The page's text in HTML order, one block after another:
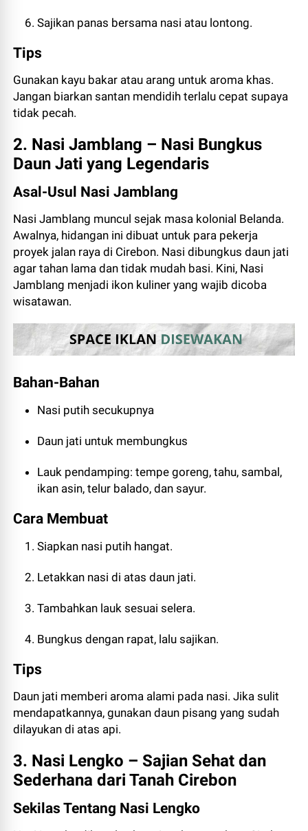
Sajikan panas bersama nasi atau lontong.
Tips
Gunakan kayu bakar atau arang untuk aroma khas.
Jangan biarkan santan mendidih terlalu cepat supaya
tidak pecah.
2. Nasi Jamblang – Nasi Bungkus
Daun Jati yang Legendaris
Asal-Usul Nasi Jamblang
Nasi Jamblang muncul sejak masa kolonial Belanda.
Awalnya, hidangan ini dibuat untuk para pekerja
proyek jalan raya di Cirebon. Nasi dibungkus daun jati
agar tahan lama dan tidak mudah basi. Kini, Nasi
Jamblang menjadi ikon kuliner yang wajib dicoba
wisatawan.
Bahan-Bahan
Nasi putih secukupnya
Daun jati untuk membungkus
Lauk pendamping: tempe goreng, tahu, sambal,
ikan asin, telur balado, dan sayur.
Cara Membuat
Siapkan nasi putih hangat.
Letakkan nasi di atas daun jati.
Tambahkan lauk sesuai selera.
Bungkus dengan rapat, lalu sajikan.
Tips
Daun jati memberi aroma alami pada nasi. Jika sulit
mendapatkannya, gunakan daun pisang yang sudah
dilayukan di atas api.
3. Nasi Lengko – Sajian Sehat dan
Sederhana dari Tanah Cirebon
Sekilas Tentang Nasi Lengko